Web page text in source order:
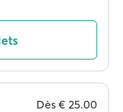
Dès € 25.00